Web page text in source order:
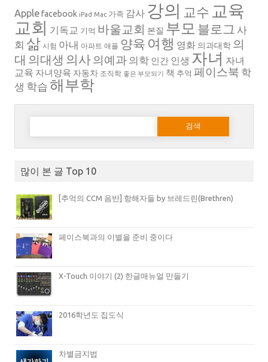
Applefacebook iPad Mac 가족 감사 강의 교수 교육
교회 기독교 기억 바울교회 본질 부모 블로그 사
회 삶 시험 아내 아파트 애플 양육 여행 영화 의과대학 의
대 의대생 의사의예과 의학 인간 인생 자녀 자녀
교육 자녀양육 자동차 조직학 좋은 부모되기 책 추억 페이스북 학
생 학습 해부학
다음 검색:
많이 본 글 Top 10
[추억의 CCM 음반] 항해자들 by 브레드린(Brethren)
페이스북과의 이별을 준비 중이다
X-Touch 이야기 (2) 한글매뉴얼 만들기
2016학년도 집도식
차별금지법